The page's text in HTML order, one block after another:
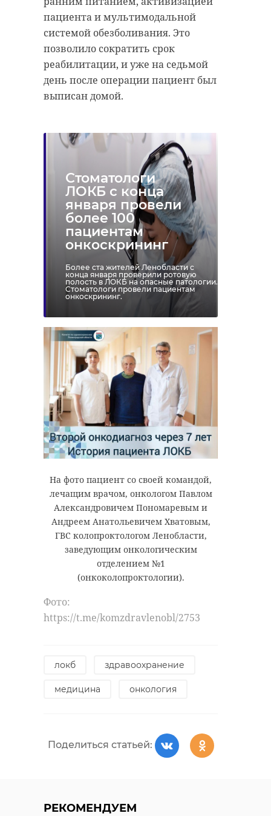
пациента и мультимодальной
системой обезболивания. Это
позволило сократить срок
реабилитации, и уже на седьмой
день после операции пациент был
выписан домой.
Стоматологи
ЛОКБ с конца
января провели
более 100
пациентам
онкоскрининг
Более ста жителей Ленобласти с
конца января проверили ротовую
полость в ЛОКБ на опасные патологии.
Стоматологи провели пациентам
онкоскрининг.
На фото пациент со своей командой,
лечащим врачом, онкологом Павлом
Александровичем Пономаревым и
Андреем Анатольевичем Хватовым,
ГВС колопроктологом Ленобласти,
заведующим онкологическим
отделением №1
(онкоколопроктологии).
Фото:
https://t.me/komzdravlenobl/2753
локб здравоохранение
медицина онкология
Поделиться статьей:
РЕКОМЕНДУЕМ